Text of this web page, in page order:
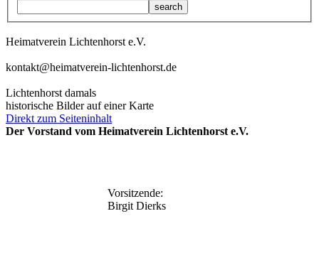
search
Heimatverein Lichtenhorst e.V.
kontakt@heimatverein-lichtenhorst.de
Lichtenhorst damals
historische Bilder auf einer Karte
Direkt zum Seiteninhalt
Der Vorstand vom Heimatverein Lichtenhorst e.V.
Vorsitzende:
Birgit Dierks